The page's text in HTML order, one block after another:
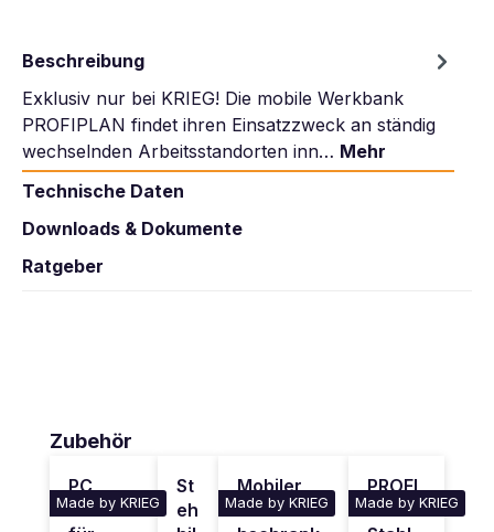
Beschreibung
Exklusiv nur bei KRIEG! Die mobile Werkbank
PROFIPLAN findet ihren Einsatzzweck an ständig
wechselnden Arbeitsstandorten inn… Mehr
Technische Daten
Downloads & Dokumente
Ratgeber
Produktgalerie überspringen
Zubehör
Made by KRIEG
PC
Halter
St
eh
Made by KRIEG
Mobiler
Schubfac
Made by KRIEG
PROFI
PLAN